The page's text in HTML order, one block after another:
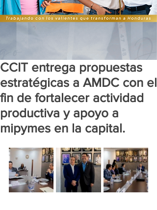
CCIT entrega propuestas
estratégicas a AMDC con el
fin de fortalecer actividad
productiva y apoyo a
mipymes en la capital.